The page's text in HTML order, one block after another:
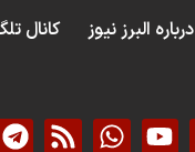
درباره البرز نیوز
کانال